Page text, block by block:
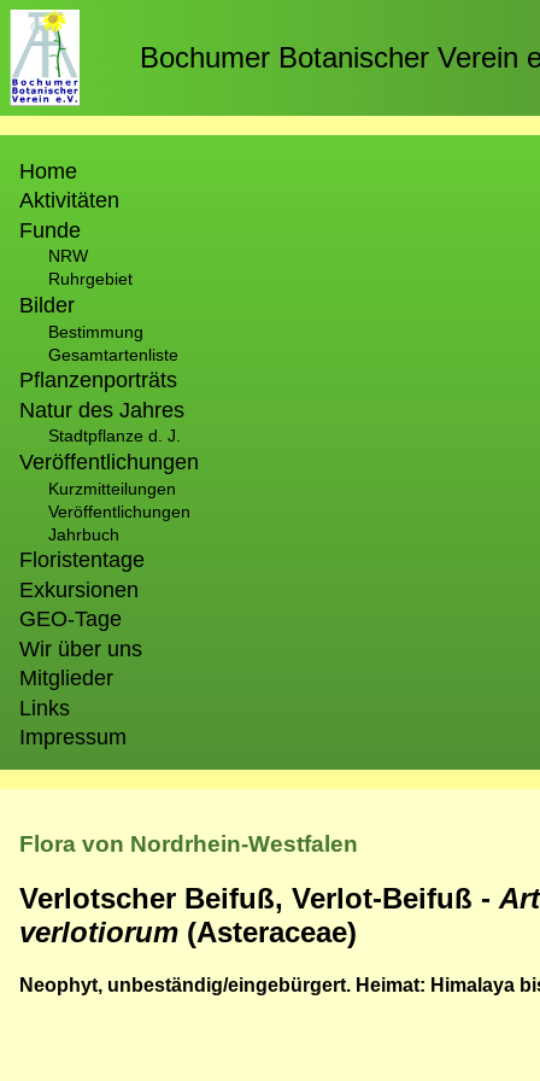
Direkt
zum
Inhalt
Bochumer Botanischer Verein
Home
Aktivitäten
Funde
NRW
Ruhrgebiet
Bilder
Bestimmung
Gesamtartenliste
Pflanzenporträts
Natur des Jahres
Stadtpflanze d. J.
Veröffentlichungen
Kurzmitteilungen
Veröffentlichungen
Jahrbuch
Floristentage
Exkursionen
GEO-Tage
Wir über uns
Mitglieder
Links
Impressum
Flora von Nordrhein-Westfalen
Verlotscher Beifuß, Verlot-Beifuß -
verlotiorum (Asteraceae)
Neophyt, unbeständig/eingebürgert. Heimat: Himalaya